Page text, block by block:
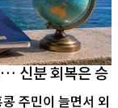
신분 회복은 승
주민이 늘면서 외